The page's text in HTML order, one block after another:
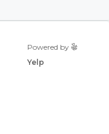
Powered by
Yelp